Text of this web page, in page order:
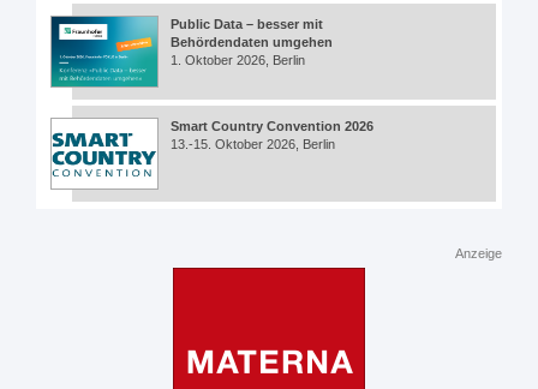
Public Data – besser mit
Behördendaten umgehen
1. Oktober 2026, Berlin
Smart Country Convention 2026
13.-15. Oktober 2026, Berlin
Anzeige